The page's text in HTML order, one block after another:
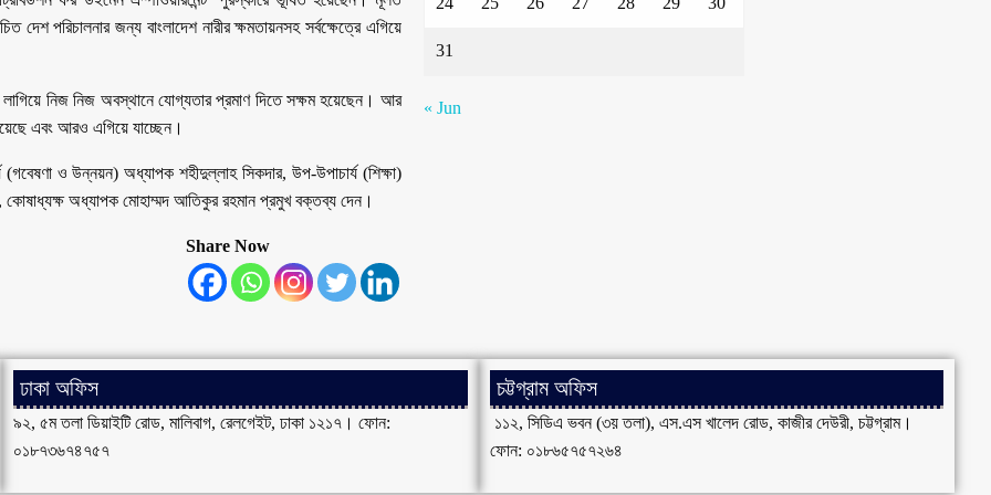
দেশ পরিচালনার জন্য বাংলাদেশ নারীর ক্ষমতায়নসহ সর্বক্ষেত্রে এগিয়ে
লাগিয়ে নিজ নিজ অবস্থানে যোগ্যতার প্রমাণ দিতে সক্ষম হয়েছেন। আর
এবং আরও এগিয়ে যাচ্ছেন।
(গবেষণা ও উন্নয়ন) অধ্যাপক শহীদুল্লাহ সিকদার, উপ-উপাচার্য (শিক্ষা)
অধ্যাপক মোহাম্মদ আতিকুর রহমান প্রমুখ বক্তব্য দেন।
Share Now
31
« Jun
ঢাকা অফিস
৯২, ৫ম তলা ডিয়াইটি রোড, মালিবাগ, রেলগেইট, ঢাকা ১২১৭। ফোন:
০১৮৭৩৬৭৪৭৫৭
চট্টগ্রাম অফিস
১১২, সিডিএ ভবন (৩য় তলা), এস.এস খালেদ রোড, কাজীর দেউরী, চট্টগ্রাম।
ফোন: ০১৮৬৫৭৫৭২৬৪